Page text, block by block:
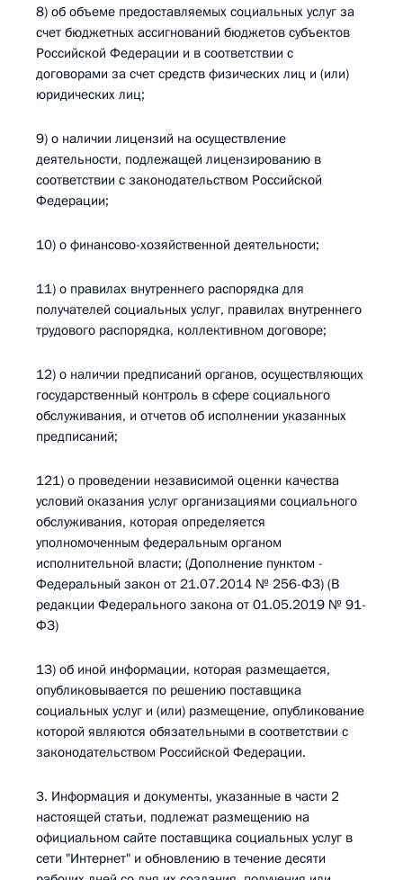
8) об объеме предоставляемых социальных услуг за
счет бюджетных ассигнований бюджетов субъектов
Российской Федерации и в соответствии с
договорами за счет средств физических лиц и (или)
юридических лиц;
9) о наличии лицензий на осуществление
деятельности, подлежащей лицензированию в
соответствии с законодательством Российской
Федерации;
10) о финансово-хозяйственной деятельности;
11) о правилах внутреннего распорядка для
получателей социальных услуг, правилах внутреннего
трудового распорядка, коллективном договоре;
12) о наличии предписаний органов, осуществляющих
государственный контроль в сфере социального
обслуживания, и отчетов об исполнении указанных
предписаний;
121) о проведении независимой оценки качества
условий оказания услуг организациями социального
обслуживания, которая определяется
уполномоченным федеральным органом
исполнительной власти; (Дополнение пунктом -
Федеральный закон от 21.07.2014 № 256-ФЗ) (В
редакции Федерального закона от 01.05.2019 № 91-
ФЗ)
13) об иной информации, которая размещается,
опубликовывается по решению поставщика
социальных услуг и (или) размещение, опубликование
которой являются обязательными в соответствии с
законодательством Российской Федерации.
3. Информация и документы, указанные в части 2
настоящей статьи, подлежат размещению на
официальном сайте поставщика социальных услуг в
сети "Интернет" и обновлению в течение десяти